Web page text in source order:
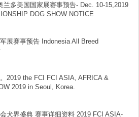
兰多美国国家展赛事预告- Dec. 10-15,2019
DOG SHOW NOTICE
展赛事预告 Indonesia All Breed
2019 the FCI FCI ASIA, AFRICA &
2019 in Seoul, Korea.
犬界盛典 赛事详细资料 2019 FCI ASIA-